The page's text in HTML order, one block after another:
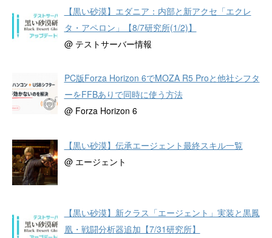
【黒い砂漠】エダニア：内部と新アクセ「エクレ
タ・アペロン」【8/7研究所(1/2)】
@ テストサーバー情報
PC版Forza Horizon 6でMOZA R5 Proと他社シフタ
ーをFFBありで同時に使う方法
@ Forza Horizon 6
【黒い砂漠】伝承エージェント最終スキル一覧
@ エージェント
【黒い砂漠】新クラス「エージェント」実装と黒鳳
凰・戦闘分析器追加【7/31研究所】